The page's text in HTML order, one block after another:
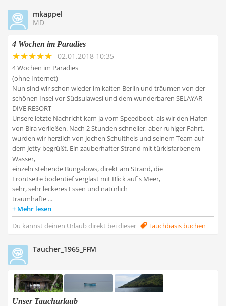
mkappel
MD
4 Wochen im Paradies
02.01.2018 10:35
4 Wochen im Paradies
(ohne Internet)
Nun sind wir schon wieder im kalten Berlin und träumen von der
schönen Insel vor Südsulawesi und dem wunderbaren SELAYAR
DIVE RESORT
Unsere letzte Nachricht kam ja vom Speedboot, als wir den Hafen
von Bira verließen. Nach 2 Stunden schneller, aber ruhiger Fahrt,
wurden wir herzlich von Jochen Schultheis und seinem Team auf
dem Jetty begrüßt. Ein zauberhafter Strand mit türkisfarbenem
Wasser,
einzeln stehende Bungalows, direkt am Strand, die
Frontseite bodentief verglast mit Blick auf´s Meer,
sehr, sehr leckeres Essen und natürlich
traumhafte ...
Mehr lesen
Du kannst deinen Urlaub direkt bei dieser
Tauchbasis buchen
Taucher_1965_FFM
Unser Tauchurlaub